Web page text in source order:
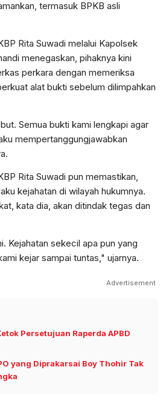
termasuk BPKB asli
Rita Suwadi melalui Kapolsek
menegaskan, pihaknya kini
perkara dengan memeriksa
alat bukti sebelum dilimpahkan
Semua bukti kami lengkapi agar
mempertanggungjawabkan
Rita Suwadi pun memastikan,
kejahatan di wilayah hukumnya.
kata dia, akan ditindak tegas dan
Kejahatan sekecil apa pun yang
kejar sampai tuntas," ujarnya.
Advertisement
Persetujuan Raperda APBD
yang Diprakarsai Boy Thohir Tak